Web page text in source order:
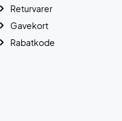
Returvarer
Gavekort
Rabatkode